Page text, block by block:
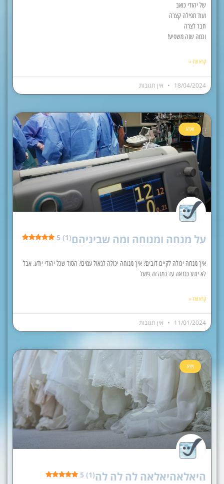
של יהודי כואב
ועוד תפילה קצרה
חבר לצרה
וכמה שזה משפיע!
קרא עוד »
18/04/2024 אין תגובות
וארא
על מנחה ומנוחה ומה שביניהם5 (1)
איך מנחה יכולה לקיים דובים? איך מנוחה יכולה לגאול עמים? הסוד שכל יהודי יודע. אבל
לא יודע כנראה עד כמה זה פועל
קרא עוד »
11/01/2024 אין תגובות
ויצא
היאלאהיאלאה לה לה לה5 (1)